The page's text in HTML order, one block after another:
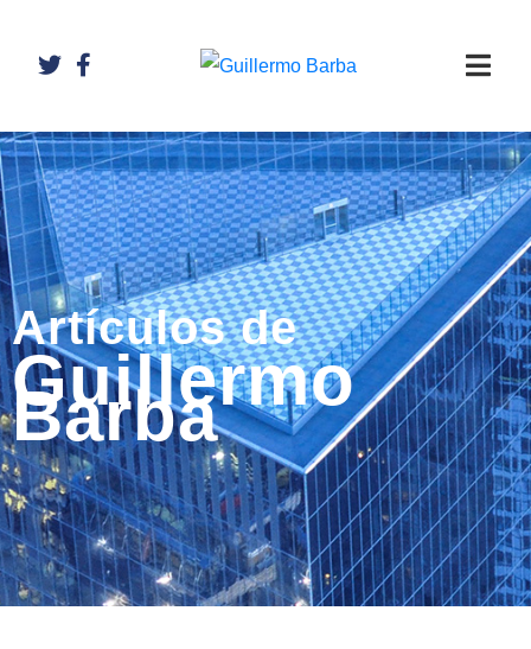
Artículos de
Guillermo
Barba